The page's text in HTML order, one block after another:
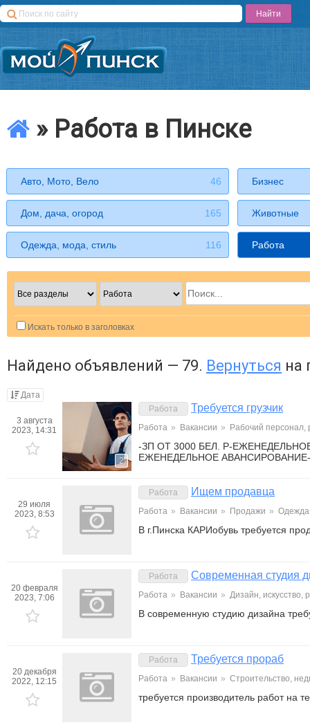
» Работа в Пинске
Авто, Мото, Вело 46 Бизнес
Дом, дача, огород 165 Животные
Одежда, мода, стиль 116 Работа
Искать только в заголовках
Найдено объявлений — 79. Вернуться на
Дата
3 августа
2023, 14:31
2
Работа Требуется грузчик
Работа » Вакансии » Рабочий персонал,
-ЗП ОТ 3000 БЕЛ. Р-
ЕЖЕНЕДЕЛЬНОЕ
29 июля
2023, 8:53
Работа Ищем продавца
Работа » Вакансии » Продажи »
В г.Пинска КАРИобувь требуется
20 февраля
2023, 7:06
Работа Современная студия
Работа » Вакансии » Дизайн, искусство,
В современную студию дизайна
20 декабря
2022, 12:15
Работа Требуется прораб
Работа » Вакансии » Строительство,
требуется производитель работ